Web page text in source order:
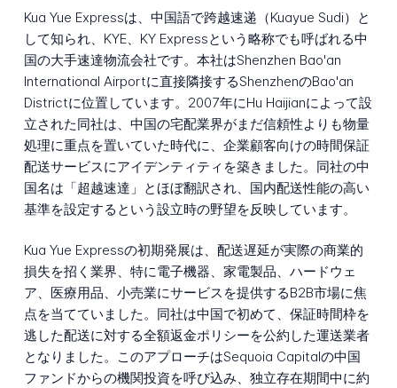
Kua Yue Expressは、中国語で跨越速递（Kuayue Sudi）と
して知られ、KYE、KY Expressという略称でも呼ばれる中
国の大手速達物流会社です。本社はShenzhen Bao'an
International Airportに直接隣接するShenzhenのBao'an
Districtに位置しています。2007年にHu Haijianによって設
立された同社は、中国の宅配業界がまだ信頼性よりも物量
処理に重点を置いていた時代に、企業顧客向けの時間保証
配送サービスにアイデンティティを築きました。同社の中
国名は「超越速達」とほぼ翻訳され、国内配送性能の高い
基準を設定するという設立時の野望を反映しています。
Kua Yue Expressの初期発展は、配送遅延が実際の商業的
損失を招く業界、特に電子機器、家電製品、ハードウェ
ア、医療用品、小売業にサービスを提供するB2B市場に焦
点を当てていました。同社は中国で初めて、保証時間枠を
逃した配送に対する全額返金ポリシーを公約した運送業者
となりました。このアプローチはSequoia Capitalの中国
ファンドからの機関投資を呼び込み、独立存在期間中に約